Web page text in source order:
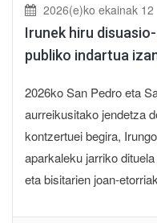
2026(e)ko ekainak 12
Irunek hiru
publiko indartua
2026ko San Pedro eta
aurreikusitako jendetza
kontzertuei begira,
aparkaleku jarriko
eta bisitarien joan-